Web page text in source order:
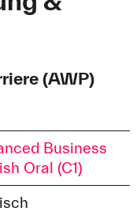
(AWP)
Business
Oral (C1)